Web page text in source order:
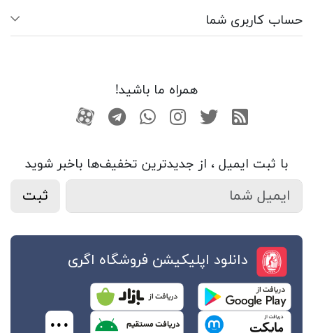
حساب کاربری شما
همراه ما باشید!
RSS توییتراینستاگرام
واتساپتلگرامآپارات
با ثبت ایمیل ، از جدید‌ترین تخفیف‌ها با‌خبر شوید
ثبت
دانلود اپلیکیشن فروشگاه اگری